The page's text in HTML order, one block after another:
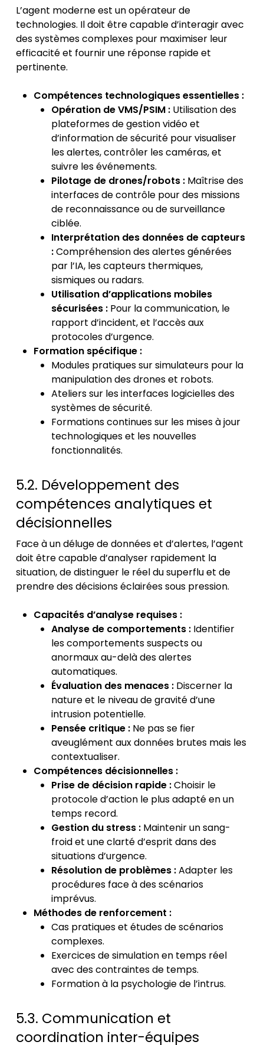
L’agent moderne est un opérateur de
technologies. Il doit être capable d’interagir avec
des systèmes complexes pour maximiser leur
efficacité et fournir une réponse rapide et
pertinente.
Compétences technologiques essentielles :
Opération de VMS/PSIM :Utilisation des
plateformes de gestion vidéo et
d’information de sécurité pour visualiser
les alertes, contrôler les caméras, et
suivre les événements.
Pilotage de drones/robots :Maîtrise des
interfaces de contrôle pour des missions
de reconnaissance ou de surveillance
ciblée.
Interprétation des données de capteurs
:Compréhension des alertes générées
par l’IA, les capteurs thermiques,
sismiques ou radars.
Utilisation d’applications mobiles
sécurisées :Pour la communication, le
rapport d’incident, et l’accès aux
protocoles d’urgence.
Formation spécifique :
Modules pratiques sur simulateurs pour la
manipulation des drones et robots.
Ateliers sur les interfaces logicielles des
systèmes de sécurité.
Formations continues sur les mises à jour
technologiques et les nouvelles
fonctionnalités.
5.2. Développement des
compétences analytiques et
décisionnelles
Face à un déluge de données et d’alertes, l’agent
doit être capable d’analyser rapidement la
situation, de distinguer le réel du superflu et de
prendre des décisions éclairées sous pression.
Capacités d’analyse requises :
Analyse de comportements :Identifier
les comportements suspects ou
anormaux au-delà des alertes
automatiques.
Évaluation des menaces :Discerner la
nature et le niveau de gravité d’une
intrusion potentielle.
Pensée critique :Ne pas se fier
aveuglément aux données brutes mais les
contextualiser.
Compétences décisionnelles :
Prise de décision rapide :Choisir le
protocole d’action le plus adapté en un
temps record.
Gestion du stress :Maintenir un sang-
froid et une clarté d’esprit dans des
situations d’urgence.
Résolution de problèmes :Adapter les
procédures face à des scénarios
imprévus.
Méthodes de renforcement :
Cas pratiques et études de scénarios
complexes.
Exercices de simulation en temps réel
avec des contraintes de temps.
Formation à la psychologie de l’intrus.
5.3. Communication et
coordination inter-équipes